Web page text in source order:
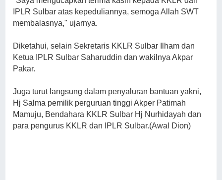
IPLR Sulbar atas kepeduliannya, semoga Allah SWT
membalasnya," ujarnya.
Diketahui, selain Sekretaris KKLR Sulbar Ilham dan
Ketua IPLR Sulbar Saharuddin dan wakilnya Akpar
Pakar.
Juga turut langsung dalam penyaluran bantuan yakni,
Hj Salma pemilik perguruan tinggi Akper Patimah
Mamuju, Bendahara KKLR Sulbar Hj Nurhidayah dan
para pengurus KKLR dan IPLR Sulbar.(Awal Dion)